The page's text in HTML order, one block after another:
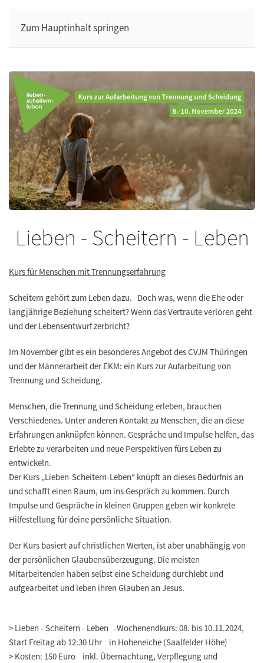
Zum Hauptinhalt springen
Lieben - Scheitern - Leben
Kurs für Menschen mit Trennungserfahrung
Scheitern gehört zum Leben dazu. Doch was, wenn die Ehe oder
langjährige Beziehung scheitert? Wenn das Vertraute verloren geht
und der Lebensentwurf zerbricht?
Im November gibt es ein besonderes Angebot des CVJM Thüringen
und der Männerarbeit der EKM: ein Kurs zur Aufarbeitung von
Trennung und Scheidung.
Menschen, die Trennung und Scheidung erleben, brauchen
Verschiedenes. Unter anderen Kontakt zu Menschen, die an diese
Erfahrungen anknüpfen können. Gespräche und Impulse helfen, das
Erlebte zu verarbeiten und neue Perspektiven fürs Leben zu
entwickeln.
Der Kurs „Lieben-Scheitern-Leben“ knüpft an dieses Bedürfnis an
und schafft einen Raum, um ins Gespräch zu kommen. Durch
Impulse und Gespräche in kleinen Gruppen geben wir konkrete
Hilfestellung für deine persönliche Situation.
Der Kurs basiert auf christlichen Werten, ist aber unabhängig von
der persönlichen Glaubensüberzeugung. Die meisten
Mitarbeitenden haben selbst eine Scheidung durchlebt und
aufgearbeitet und leben ihren Glauben an Jesus.
> Lieben - Scheitern - Leben -Wochenendkurs: 08. bis 10.11.2024,
Start Freitag ab 12:30 Uhr in Hoheneiche (Saalfelder Höhe)
> Kosten: 150 Euro inkl. Übernachtung, Verpflegung und